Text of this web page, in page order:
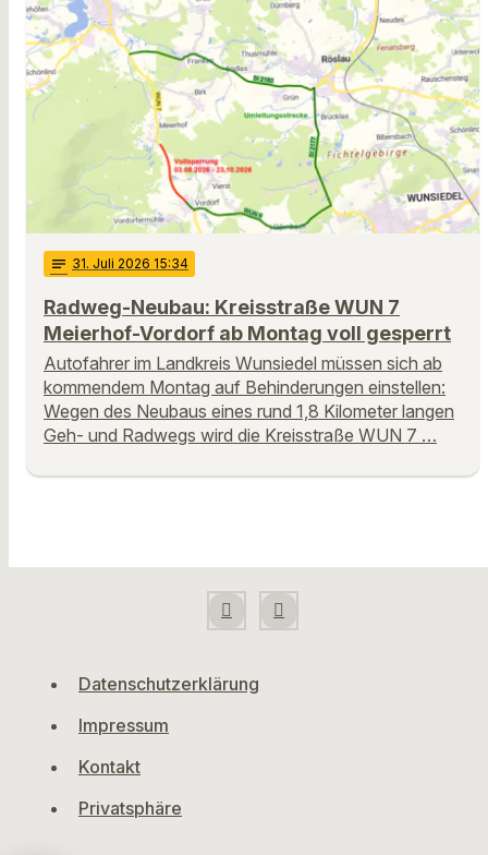
notes 31. Juli 2026 15:34
Radweg-Neubau: Kreisstraße WUN 7
Meierhof-Vordorf ab Montag voll gesperrt
Autofahrer im Landkreis Wunsiedel müssen sich ab
kommendem Montag auf Behinderungen einstellen:
Wegen des Neubaus eines rund 1,8 Kilometer langen
Geh- und Radwegs wird die Kreisstraße WUN 7 …
Datenschutzerklärung
Impressum
Kontakt
Privatsphäre